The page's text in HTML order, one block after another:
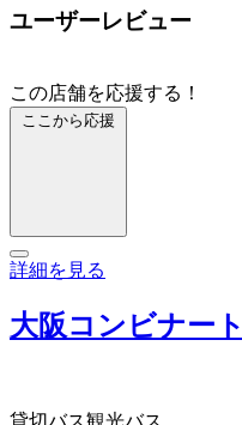
ユーザーレビュー
この店舗を応援する！
ここから応援
詳細を見る
大阪コンビナー